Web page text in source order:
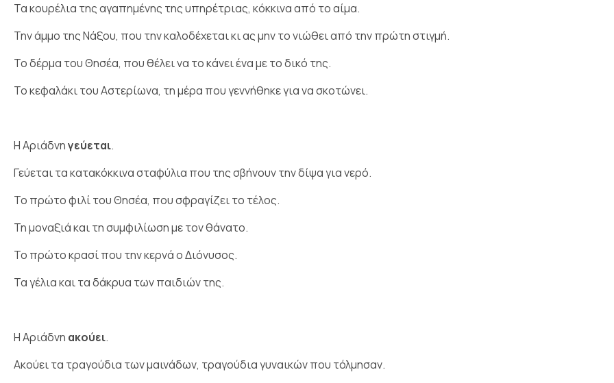
Τα κουρέλια της αγαπημένης της υπηρέτριας, κόκκινα από το αίμα.
Την άμμο της Νάξου, που την καλοδέχεται κι ας μην το νιώθει από την πρώτη στιγμή.
Το δέρμα του Θησέα, που θέλει να το κάνει ένα με το δικό της.
Το κεφαλάκι του Αστερίωνα, τη μέρα που γεννήθηκε για να σκοτώνει.
Η Αριάδνηγεύεται.
Γεύεται τα κατακόκκινα σταφύλια που της σβήνουν την δίψα για νερό.
Το πρώτο φιλί του Θησέα, που σφραγίζει το τέλος.
Τη μοναξιά και τη συμφιλίωση με τον θάνατο.
Το πρώτο κρασί που την κερνά ο Διόνυσος.
Τα γέλια και τα δάκρυα των παιδιών της.
Η Αριάδνη ακούει.
Ακούει τα τραγούδια των μαινάδων, τραγούδια γυναικών που τόλμησαν.